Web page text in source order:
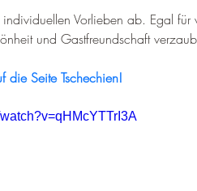
Vorlieben ab. Egal
und Gastfreundschaft
die Seite Tschechien!